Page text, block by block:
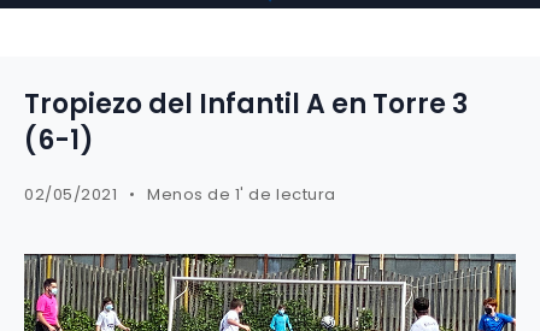
Tropiezo del Infantil A en Torre 3
(6-1)
02/05/2021 Menos de 1' de lectura